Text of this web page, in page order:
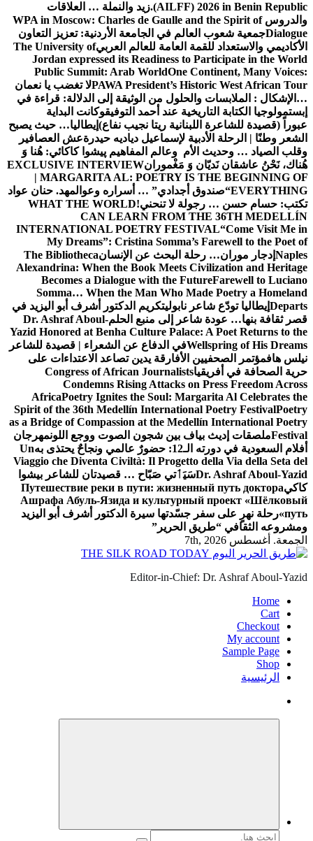
(AILFF) 2026 in Benin Republic. زيد والنملة … العلاقات
والدروسWPA in Moscow: Charles de Gaulle and the Spirit of
Dialogueجمعية شعوب العالم في الجامعة الأردنية: تعزيز التعاون
الأكاديمي والاستعداد للقمة العامة للعالم العربيThe University of
Jordan expressed its Readiness to Participate in the World
Public Summit: Arab WorldOne Continent, Many Voices:
PAWA President’s Historic West African Tourلا تغضب يا نعمان
…الإشكال : الملابسات والحلول من الوثيقة إلى الدلالة: قراءة في
إبستمولوجيا الكتابة التاريخية عند أحمد التوفيقوكانت البداية
عبوراً (قصيدة للشاعرة اللبنانية ريتا نجيب نفاع) إيطاليا… حيث يصبح
الشعر وطنًا | الرحلة الأدبية لإسماعيل دياديه حيدرةعش العصافير
وقلب الصياد … وحديث الأم وعالم المفاهيم پیشوا کاکائي: هُنا وَ
هُناك، نَحْنُ عاشقان نَديّان وَ مَغْمورانEXCLUSIVE INTERVIEW
| MARGARITA AL: POETRY IS THE BEGINNING OF
EVERYTHING“صندوق أجدادي” … أسراره وعوالمهد. حنان عواد
تكتب: حسام حسن … رجولة لا تنحني!WHAT THE WORLD
CAN LEARN FROM THE 36TH MEDELLÍN
INTERNATIONAL POETRY FESTIVAL“Come Visit Me in
My Dreams”: Cristina Somma’s Farewell to the Poet of
Naples إدجار موران… رحلة البحث عن الإنسانThe Bibliotheca
Alexandrina: When the Book Meets Civilization and Heritage
Becomes a Dialogue with the FutureFarewell to Luciano
Somma… When the Man Who Made Poetry a Homeland
Departs إيطاليا تودّع شاعر نابوليتكريم الدكتور أشرف أبو اليزيد في
قصر ثقافة بنها… عودة شاعر إلى منبع الحلمDr. Ashraf Aboul-
Yazid Honored at Benha Culture Palace: A Poet Returns to the
Wellspring of His Dreamsفي الدفاع عن الشعراء | قصيدة للشاعر
نيلس هافمؤتمر الصحفيين الأفارقة يدين تصاعد الاعتداءات على
حرية الصحافة في أفريقياCongress of African Journalists
Condemns Rising Attacks on Press Freedom Across
AfricaPoetry Ignites the Soul: Margarita Al Celebrates the
Spirit of the 36th Medellín International Poetry FestivalPoetry
as a Bridge of Compassion at the Medellín International Poetry
Festivalملصقات إديث بياف بين شجون الصوت ووجع اللونمهرجان
أفلام السعودية في دورته الـ12: حضورٌ عالمي ونجاحٌ يحتذى به
Un
Viaggio che Diventa Civiltà: Il Progetto della Via della Seta del
Dr. Ashraf Aboul-Yazidسَيَٲتي صَبّاح … قصيدتان للشاعر بيشوا
كاكيПутешествие реки в пути: жизненный путь доктора
Ашрафа Абуль-Язида и культурный проект «Шёлковый
путь» رحلة نهرٍ على سفر جسّدتها سيرة الدكتور أشرف أبو اليزيد
ومشروعه الثقافي “طريق الحرير”
الجمعة. أغسطس 7th, 2026
Editor-in-Chief: Dr. Ashraf Aboul-Yazid
Home
Cart
Checkout
My account
Sample Page
Shop
الرئيسية
البحث